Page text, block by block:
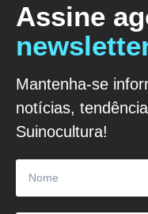
Assine
Mantenha-se
notícias,
Suinocultura!